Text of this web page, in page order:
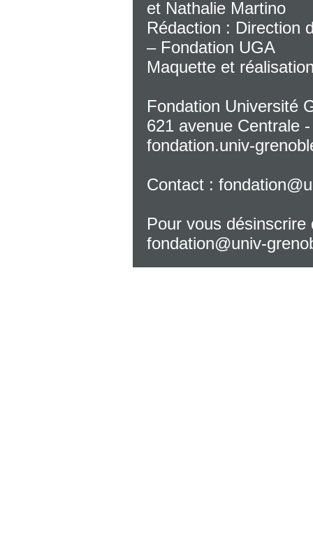
et Nathalie Martino
Rédaction : Direction
– Fondation UGA
Maquette et
Fondation Université
621 avenue Centrale
fondation.univ-
Contact :
Pour vous
fondation@univ-